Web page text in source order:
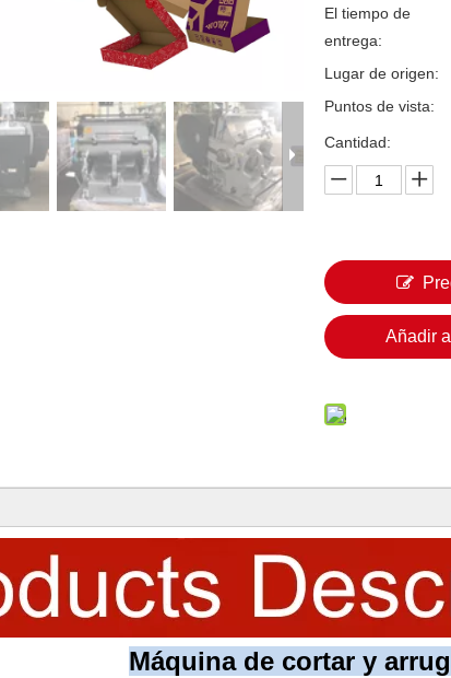
El tiempo de
entrega:
Lugar de origen:
Puntos de vista:
Cantidad:
Añadir
Máquina de cortar y